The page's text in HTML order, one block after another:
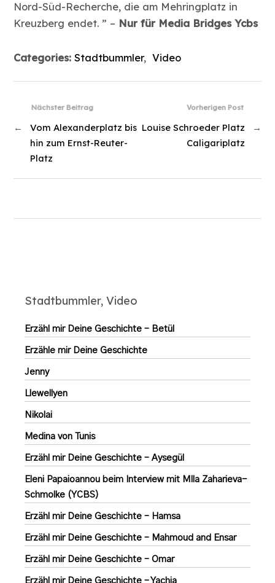
Nord-Süd-Recherche, die am Mehringplatz in
Kreuzberg endet. ” – Nur für Media Bridges Ycbs
Categories:Stadtbummler, Video
Vorherigen Post
Louise Schroeder Platz
Caligariplatz
→
Nächster Beitrag
←
Vom Alexanderplatz bis
hin zum Ernst-Reuter-
Platz
Stadtbummler, Video
Erzähl mir Deine Geschichte – Betül
Erzähle mir Deine Geschichte
Jenny
Llewellyen
Nikolai
Medina von Tunis
Erzähl mir Deine Geschichte – Aysegül
Eleni Papaioannou beim Interview mit MIla Zaharieva-
Schmolke (YCBS)
Erzähl mir Deine Geschichte – Hamsa
Erzähl mir Deine Geschichte – Mahmoud and Ensar
Erzähl mir Deine Geschichte – Omar
Erzähl mir Deine Geschichte – Yachia